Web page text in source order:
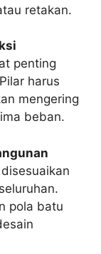
retakan.
penting
harus
mengering
beban.
pola batu